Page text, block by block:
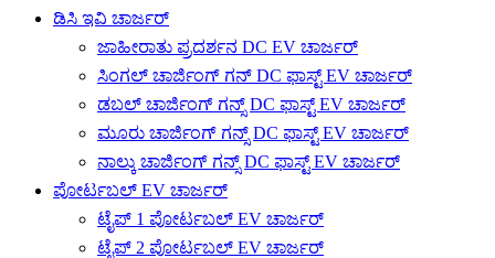
ಡಿಸಿ ಇವಿ ಚಾರ್ಜರ್
ಜಾಹೀರಾತು ಪ್ರದರ್ಶನ DC EV ಚಾರ್ಜರ್
ಸಿಂಗಲ್ ಚಾರ್ಜಿಂಗ್ ಗನ್ DC ಫಾಸ್ಟ್ EV ಚಾರ್ಜರ್
ಡಬಲ್ ಚಾರ್ಜಿಂಗ್ ಗನ್ಸ್ DC ಫಾಸ್ಟ್ EV ಚಾರ್ಜರ್
ಮೂರು ಚಾರ್ಜಿಂಗ್ ಗನ್ಸ್ DC ಫಾಸ್ಟ್ EV ಚಾರ್ಜರ್
ನಾಲ್ಕು ಚಾರ್ಜಿಂಗ್ ಗನ್ಸ್ DC ಫಾಸ್ಟ್ EV ಚಾರ್ಜರ್
ಪೋರ್ಟಬಲ್ EV ಚಾರ್ಜರ್
ಟೈಪ್ 1 ಪೋರ್ಟಬಲ್ EV ಚಾರ್ಜರ್
ಟೈಪ್ 2 ಪೋರ್ಟಬಲ್ EV ಚಾರ್ಜರ್